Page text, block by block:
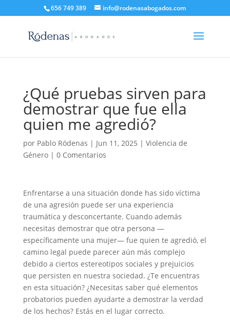
656 749 389 info@rodenasabogados.com
¿Qué pruebas sirven para
demostrar que fue ella
quien me agredió?
por Pablo Ródenas | Jun 11, 2025 | Violencia de
Género| 0 Comentarios
Enfrentarse a una situación donde has sido víctima
de una agresión puede ser una experiencia
traumática y desconcertante. Cuando además
necesitas demostrar que otra persona —
específicamente una mujer— fue quien te agredió, el
camino legal puede parecer aún más complejo
debido a ciertos estereotipos sociales y prejuicios
que persisten en nuestra sociedad. ¿Te encuentras
en esta situación? ¿Necesitas saber qué elementos
probatorios pueden ayudarte a demostrar la verdad
de los hechos? Estás en el lugar correcto.